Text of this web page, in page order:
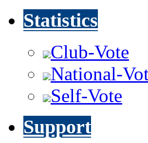
Statistics
Club-Vote
National-
Self-Vote
Support